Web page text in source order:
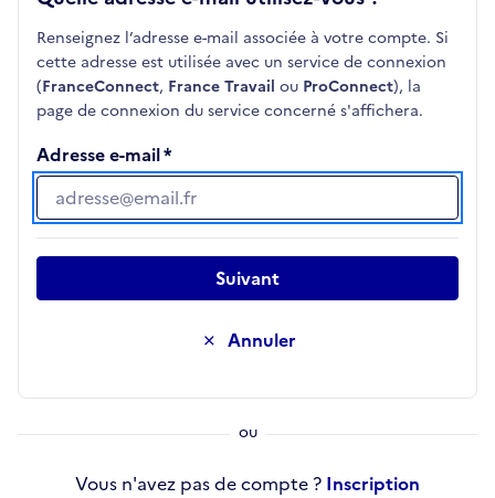
Renseignez l’adresse e-mail associée à votre compte. Si
cette adresse est utilisée avec un service de connexion
(FranceConnect, France Travail ou ProConnect), la
page de connexion du service concerné s'affichera.
Adresse e-mail
Adresse e-mail
Annuler
Suivant
Vous n'avez pas de compte ? Inscription